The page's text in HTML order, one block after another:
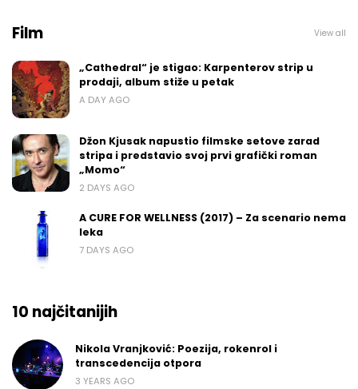
Film View all
„Cathedral“ je stigao: Karpenterov strip u
prodaji, album stiže u petak
A DAY AGO
Džon Kjusak napustio filmske setove zarad
stripa i predstavio svoj prvi grafički roman
„Momo“
2 DAYS AGO
A CURE FOR WELLNESS (2017) – Za scenario nema
leka
7 DAYS AGO
10 najčitanijih
Nikola Vranjković: Poezija, rokenrol i
transcedencija otpora
3 YEARS AGO